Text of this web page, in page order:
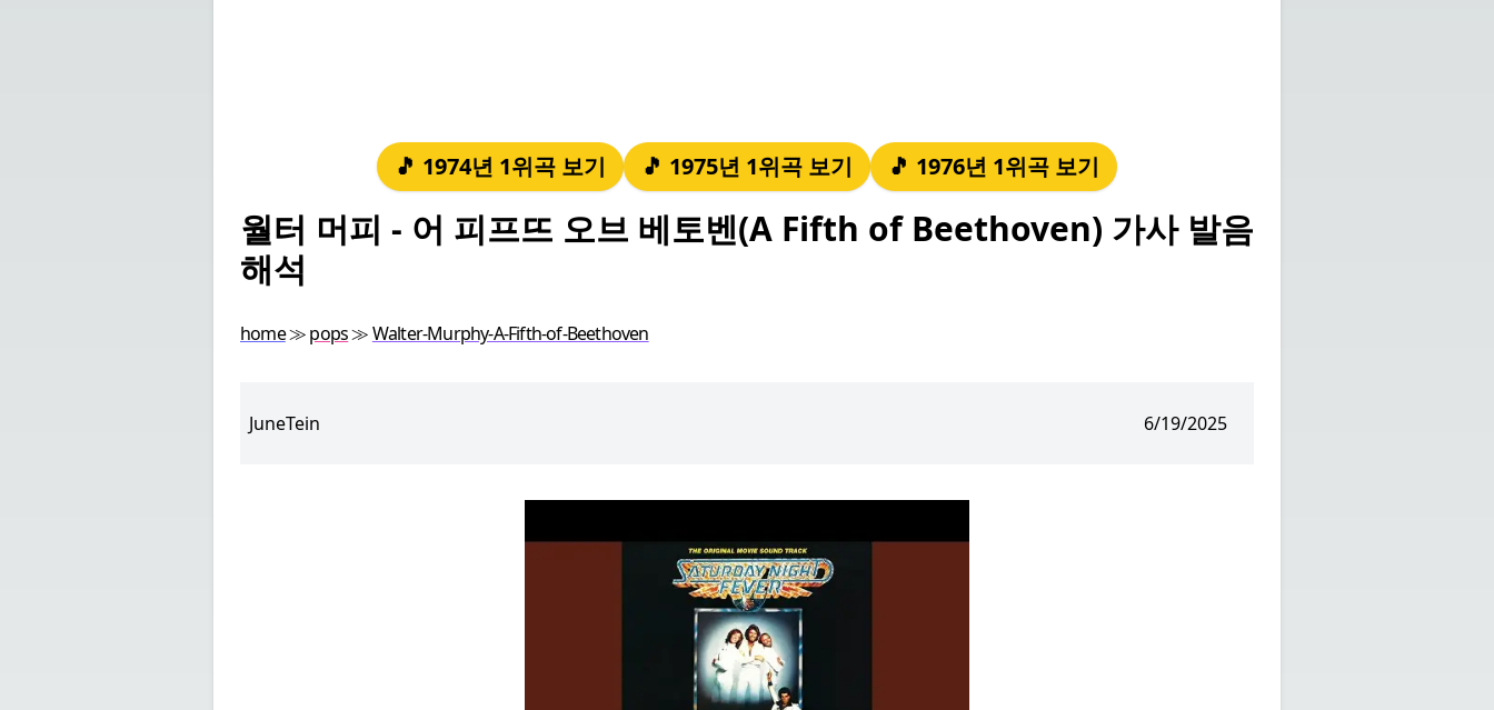
🎵 1974년 1위곡 보기 🎵 1975년 1위곡 보기 🎵 1976년 1위곡 보기
월터 머피 - 어 피프뜨 오브 베토벤(A Fifth of Beethoven) 가사 발음
해석
home≫pops≫Walter-Murphy-A-Fifth-of-Beethoven
JuneTein 6/19/2025